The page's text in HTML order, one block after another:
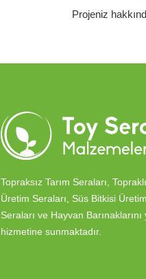
Projeniz
Topraksız Tarım Seraları,
Üretim Seraları, Süs Bitkisi
Seraları ve Hayvan Barınaklarını
hizmetine sunmaktadır.